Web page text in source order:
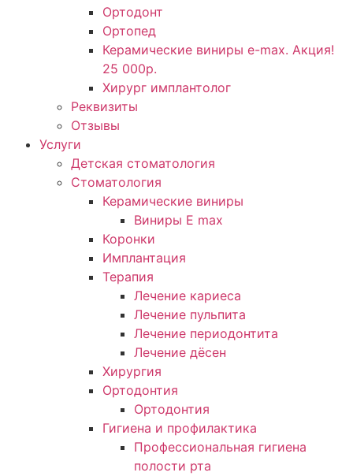
Ортодонт
Ортопед
Керамические виниры e-max. Акция!
25 000р.
Хирург имплантолог
Реквизиты
Отзывы
Услуги
Детская стоматология
Стоматология
Керамические виниры
Виниры E max
Коронки
Имплантация
Терапия
Лечение кариеса
Лечение пульпита
Лечение периодонтита
Лечение дёсен
Хирургия
Ортодонтия
Ортодонтия
Гигиена и профилактика
Профессиональная гигиена
полости рта